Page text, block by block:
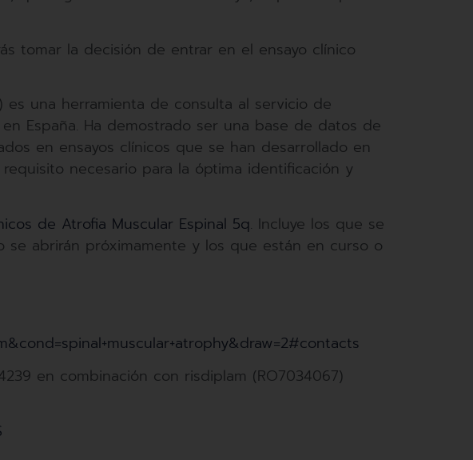
tomar la decisión de entrar en el ensayo clínico
) es una herramienta de consulta al servicio de
España. Ha demostrado ser una base de datos de
en ensayos clínicos que se han desarrollado en
necesario para la óptima identificación y
de Atrofia Muscular Espinal 5q. Incluye los que se
abrirán próximamente y los que están en curso o
en combinación con risdiplam (RO7034067)